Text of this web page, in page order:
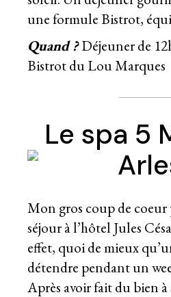
une formule Bistrot,
Quand ?Déjeuner de
Bistrot du Lou Marques
Le spa 5
Mon gros coup de
séjour à l’hôtel Jules
effet, quoi de mieux
détendre pendant un
Après avoir fait du bien à